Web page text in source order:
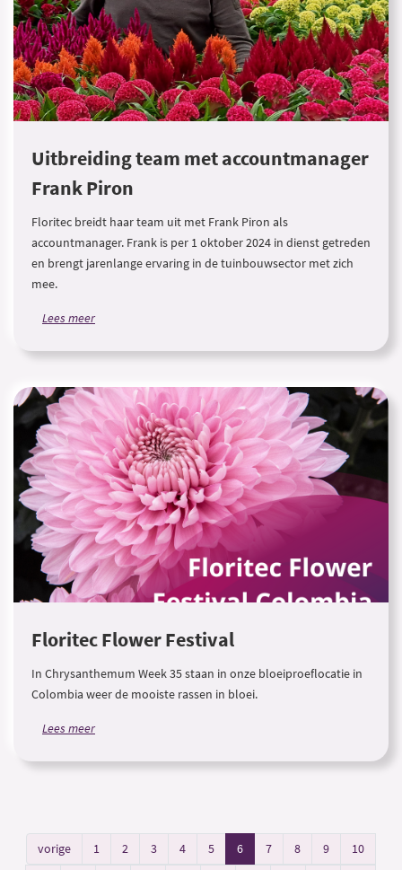
Uitbreiding team met accountmanager
Frank Piron
Floritec breidt haar team uit met Frank Piron als
accountmanager. Frank is per 1 oktober 2024 in dienst getreden
en brengt jarenlange ervaring in de tuinbouwsector met zich
mee.
Lees meer
Floritec Flower Festival
In Chrysanthemum Week 35 staan in onze bloeiproeflocatie in
Colombia weer de mooiste rassen in bloei.
Lees meer
vorige 1 2 3 4 5 6 7 8 9
10